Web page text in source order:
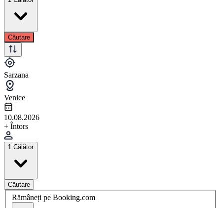
Căutare
Sarzana
Venice
10.08.2026
+ Întors
1 Călător
Căutare
Rămâneți pe Booking.com